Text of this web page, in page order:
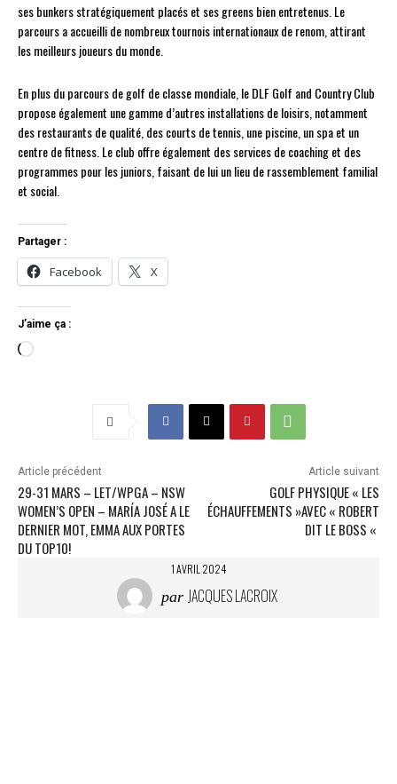
ses bunkers stratégiquement placés et ses greens bien entretenus. Le
parcours a accueilli de nombreux tournois internationaux de renom, attirant
les meilleurs joueurs du monde.
En plus du parcours de golf de classe mondiale, le DLF Golf and Country Club
propose également une gamme d’autres installations de loisirs, notamment
des restaurants de qualité, des courts de tennis, une piscine, un spa et un
centre de fitness. Le club offre également des services de coaching et des
programmes pour les juniors, faisant de lui un lieu de rassemblement familial
et social.
Partager :
Facebook X
J’aime ça :
C
m
e
n
t
…
Article précédent
29-31 MARS – LET/WPGA – NSW
WOMEN’S OPEN – MARÍA JOSÉ A LE
DERNIER MOT, EMMA AUX PORTES
DU TOP10!
Article suivant
GOLF PHYSIQUE « LES
ÉCHAUFFEMENTS »AVEC « ROBERT
DIT LE BOSS «
1 AVRIL 2024
par JACQUES LACROIX